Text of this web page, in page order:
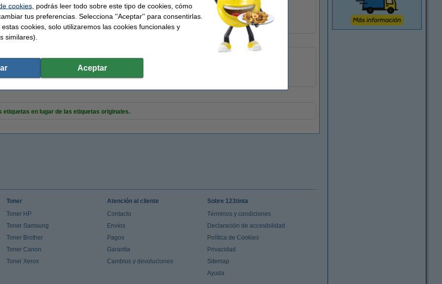
del 100%. 1-2-3 ¡sin preocupaciones!
de envío
- 50 °C
(capa superior)
etiquetas en lugar de las etiquetas originales.
Toner
Toner HP
Toner Samsung
Toner Brother
Toner Canon
Toner Xerox
Atención al cliente
Contacto
Envíos
Pagos
Garantía
Cambios y devoluciones
Sobre 123tinta
Términos y condiciones
Declaración de accesibilidad
Política de Cookies
Privacidad
Sitemap
Ayuda
cookies, podrás leer todo sobre este tipo de cookies, cómo
tus preferencias. Selecciona ''Aceptar'' para consentirlas.
cookies, solo utilizaremos las cookies funcionales y
similares).
Aceptar